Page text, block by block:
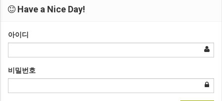
Have a Nice Day!
아이디
비밀번호